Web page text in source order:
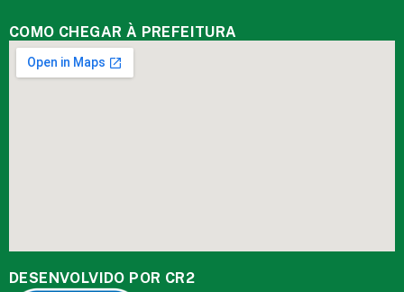
COMO CHEGAR À PREFEITURA
DESENVOLVIDO POR CR2